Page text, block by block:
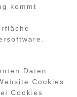
kommt
Daten
Cookies
Cookies